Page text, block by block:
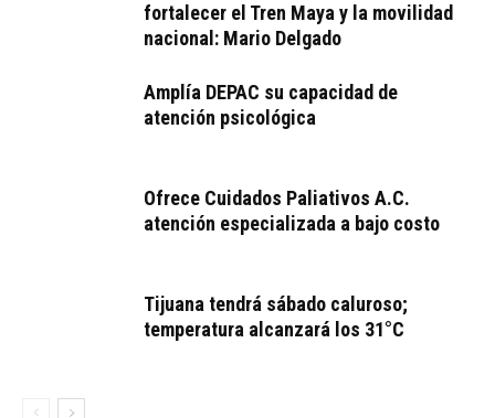
fortalecer el Tren Maya y la movilidad
nacional: Mario Delgado
Amplía DEPAC su capacidad de
atención psicológica
Ofrece Cuidados Paliativos A.C.
atención especializada a bajo costo
Tijuana tendrá sábado caluroso;
temperatura alcanzará los 31°C